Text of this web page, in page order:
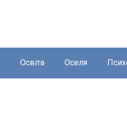
Освіта Оселя